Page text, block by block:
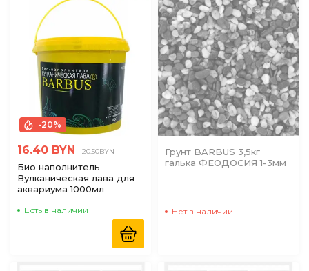
по Наличию (доступные)
-20%
16.40 BYN 20.50BYN
Био наполнитель
Вулканическая лава для
аквариума 1000мл
Есть в наличии
Грунт BARBUS 3,5кг
галька ФЕОДОСИЯ 1-3мм
Нет в наличии